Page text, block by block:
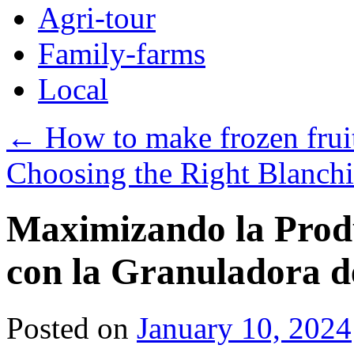
Agri-tour
Family-farms
Local
← How to make frozen
Choosing the Right
Maximizando la
con la Granuladora
Posted on January 10, 2024